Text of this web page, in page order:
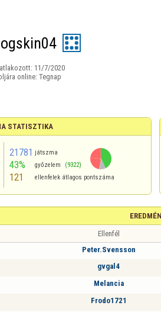
11/7/2020
online: Tegnap
STATISZTIKA
21781 játszma
43% győzelem (9322)
121 ellenfelek átlagos pontszáma
Ellenfél
Peter.Svensson
gvgal4
Melancia
Frodo1721